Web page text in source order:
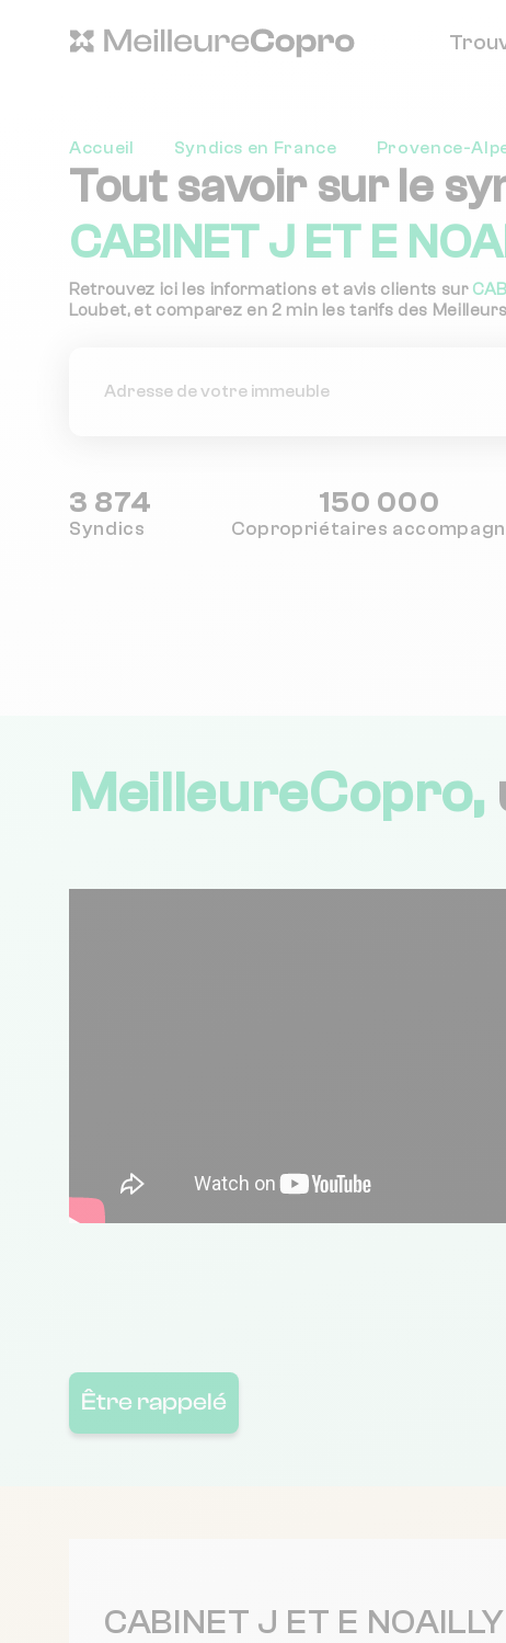
Accueil Syndics en France Provence-
Tout savoir sur le
CABINET J ET E
Retrouvez ici les informations et avis clients sur
Loubet, et comparez en 2 min les tarifs des
3 874
Syndics
150 000
Copropriétaires
MeilleureCopro,
Être rappelé
CABINET J ET E NOAILLY